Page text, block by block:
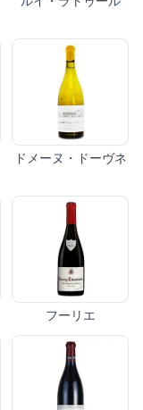
ドメーヌ・ドーヴネ
フーリエ